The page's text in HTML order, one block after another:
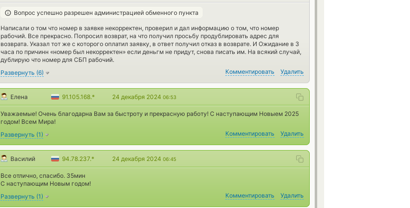
Вопрос успешно разрешен администрацией обменного пункта
Написали о том что номер в заявке некорректен, проверил и дал информацию о том, что номер
рабочий. Все прекрасно. Попросил возврат, на что получил просьбу продублировать адрес для
возврата. Указал тот же с которого оплатил заявку, в ответ получил отказ в возврате. И Ожидание в 3
часа по причинн «номер был некорректен» если деньгм не придут, снова писать им. На всякий случай,
дублирую что номер для СБП рабочий.
Развернуть (6) Комментировать Удалить
Елена 91.105.168.* 24 декабря 2024 06:53
Уважаемые! Очень благодарна Вам за быстроту и прекрасную работу! С наступающим Новыем 2025
годом! Всем Мира!
Развернуть (1) Комментировать Удалить
Василий 94.78.237.* 24 декабря 2024 06:45
Все отлично, спасибо. 35мин
С наступающим Новым годом!
Развернуть (1) Комментировать Удалить